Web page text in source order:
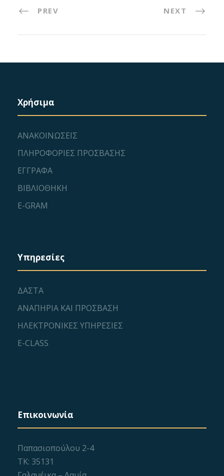
PREV NEXT
Χρήσιμα
ΑΝΑΚΟΙΝΩΣΕΙΣ
ΠΛΗΡΟΦΟΡΙΕΣ ΠΡΟΣΒΑΣΗΣ
ΕΓΓΡΑΦΑ
ΒΙΒΛΙΟΘΗΚΗ
E-GRAM
Υπηρεσίες
ΔΑΣΤΑ
ΑΝΑΠΗΡΙΑ ΚΑΙ ΠΡΟΣΒΑΣΗ
ΗΛΕΚΤΡΟΝΙΚΕΣ ΥΠΗΡΕΣΙΕΣ
E-CLASS
Επικοινωνία
Παπασιοπούλου 2-4
ΤΚ: 35131